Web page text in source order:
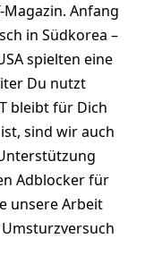
Magazin. Anfang
in Südkorea –
spielten eine
Du nutzt
bleibt für Dich
sind wir auch
Adblocker für
unsere Arbeit